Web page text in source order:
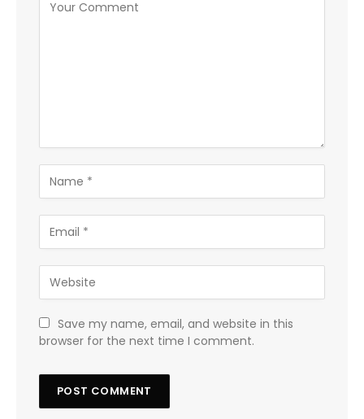
Save my name, email, and website in this
browser for the next time I comment.